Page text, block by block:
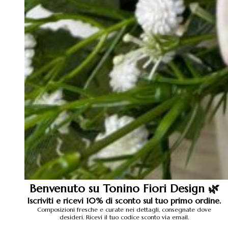
Benvenuto su Tonino Fiori Design 🌿
Iscriviti e ricevi 10% di sconto sul tuo primo ordine.
Composizioni fresche e curate nei dettagli, consegnate dove
desideri. Ricevi il tuo codice sconto via email.